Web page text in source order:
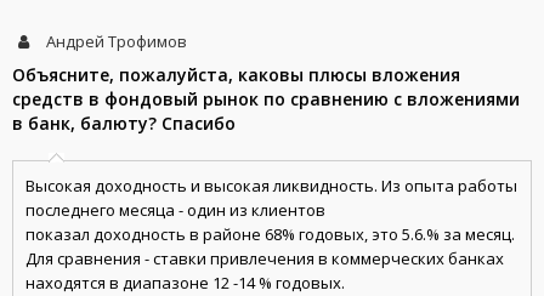
Андрей Трофимов
Объясните, пожалуйста, каковы плюсы вложения
средств в фондовый рынок по сравнению с вложениями
в банк, балюту? Спасибо
Высокая доходность и высокая ликвидность. Из опыта работы
последнего месяца - один из клиентов
показал доходность в районе 68% годовых, это 5.6.% за месяц.
Для сравнения - ставки привлечения в коммерческих банках
находятся в диапазоне 12 -14 % годовых.